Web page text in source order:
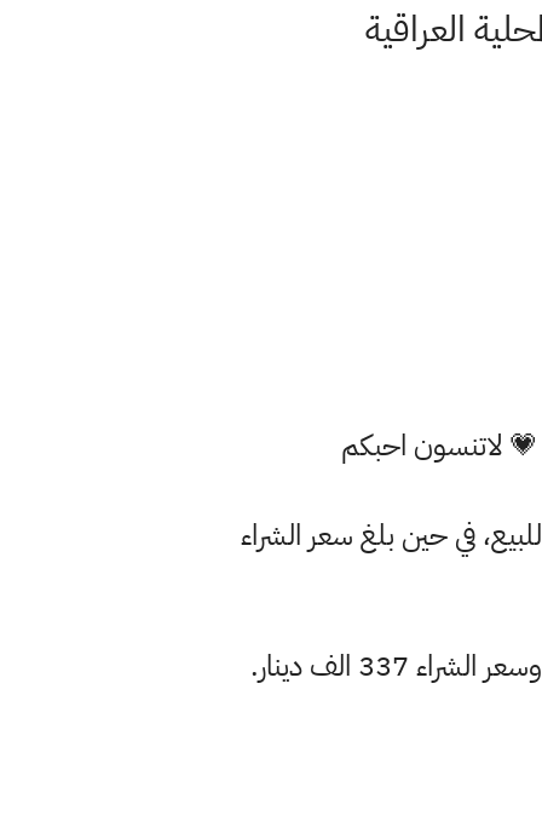
العراقية
لاتنسون احبكم
الذهب الخليجي والتركي والأوربي 372 الف دينار للبيع، في حين بلغ سعر الشراء